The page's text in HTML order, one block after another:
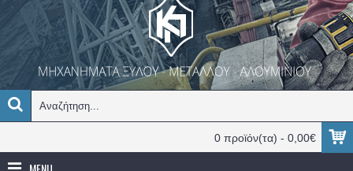
0 προϊόν(τα) - 0,00€